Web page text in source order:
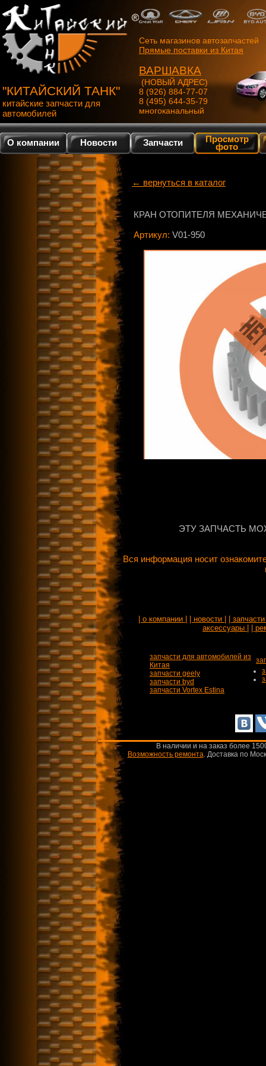
"КИТАЙСКИЙ ТАНК"
китайские запчасти для
автомобилей
Сеть магазинов автозапчастей
Прямые поставки из Китая
ВАРШАВКА
(НОВЫЙ АДРЕС)
8 (926) 884-77-07
8 (495) 644-35-79
многоканальный
О компании Новости Запчасти Просмотр
фото
← вернуться в каталог
КРАН ОТОПИТЕЛЯ
Артикул: V01-950
ЭТУ ЗАПЧАСТЬ
Вся информация носит
| о компании | | новости |
|
аксессуары |
|
запчасти для автомобилей из
Китая
запчасти geely
запчасти byd
запчасти Vortex Estina
В наличии и на заказ более
Возможность ремонта.Доставка по